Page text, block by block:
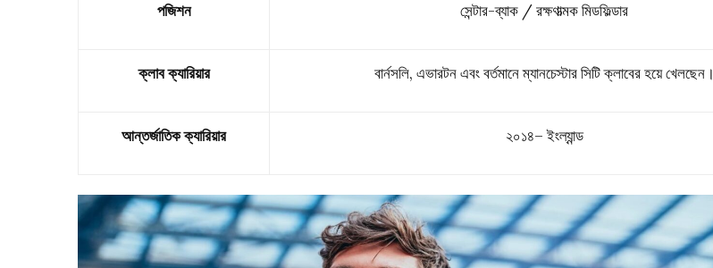
পজিশন সেন্টার-ব্যাক / রক্ষণাত্মক মিডফিল্ডার
ক্লাব ক্যারিয়ার বার্নসলি, এভারটন এবং বর্তমানে ম্যানচেস্টার সিটি ক্লাবের হয়ে খেলছেন।
আন্তর্জাতিক ক্যারিয়ার ২০১৪– ইংল্যান্ড